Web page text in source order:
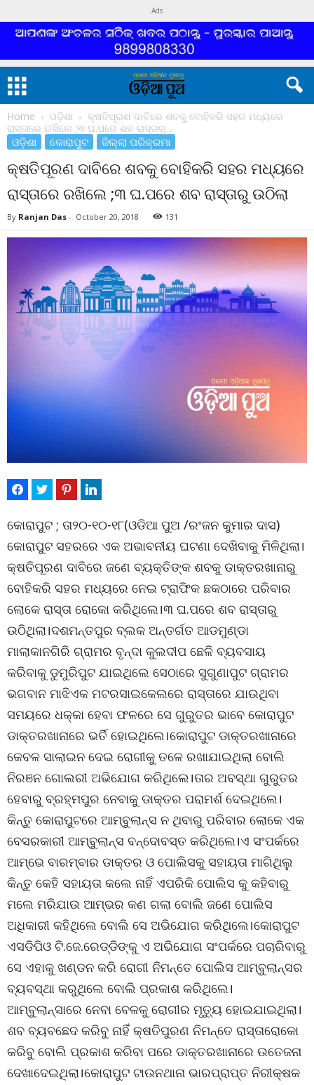
Ads
Home ଓଡ଼ିଶା
କ୍ଷତିପୂରଣ ଦାବିରେ ଶବକୁ ବୋହିକରି ସହର ମଧ୍ୟରେ
ରାସ୍ତାରେ ରଖିଲେ ;୩ ଘ.ପରେ ଶବ ରାସ୍ତାରୁ...
ଓଡ଼ିଶା କୋରାପୁଟ ଜିଲ୍ଲା ପରିକ୍ରମା
କ୍ଷତିପୂରଣ ଦାବିରେ ଶବକୁ ବୋହିକରି ସହର ମଧ୍ୟରେ
ରାସ୍ତାରେ ରଖିଲେ ;୩ ଘ.ପରେ ଶବ ରାସ୍ତାରୁ ଉଠିଲା
By Ranjan Das - October 20, 2018 131
କୋରାପୁଟ ; ତା୨୦-୧୦-୧୮(ଓଡିଆ ପୁଅ /ରଂଜନ କୁମାର ଦାସ)
କୋରାପୁଟ ସହରରେ ଏକ ଅଭାବନୀୟ ଘଟଣା ଦେଖିବାକୁ ମିଳିଥିଲା।
କ୍ଷତିପୂରଣ ଦାବିରେ ଜଣେ ବ୍ୟକ୍ତିଙ୍କ ଶବକୁ ଡାକ୍ତରଖାନାରୁ
ବୋହିକରି ସହର ମଧ୍ୟରେ ନେଇ ଟ୍ରାଫିକ ଛକଠାରେ ପରିବାର
ଲୋକେ ରାସ୍ତା ରୋକୋ କରିଥିଲେ।୩ ଘ.ପରେ ଶବ ରାସ୍ତାରୁ
ଉଠିଥିଲା।ଦଶମନ୍ତପୁର ବ୍ଲକ ଅନ୍ତର୍ଗତ ଆଡମୁଣ୍ଡା
ମାଲାକାନଗିରି ଗ୍ରାମର ବୃନ୍ଦା କୁଲଦୀପ ଛେଳି ବ୍ୟବସାୟ
କରିବାକୁ ଡୁମୁରିପୁଟ ଯାଇଥିଲେ ସେଠାରେ ସୁଗୁଣାପୁଟ ଗ୍ରାମର
ଭଗବାନ ମାଝିଏକ ମଟରସାଇକେଲରେ ରାସ୍ତାରେ ଯାଉଥିବା
ସମୟରେ ଧକ୍କା ହେବା ଫଳରେ ସେ ଗୁରୁତର ଭାବେ କୋରାପୁଟ
ଡାକ୍ତରଖାନାରେ ଭର୍ତି ହୋଇଥିଲେ।କୋରାପୁଟ ଡାକ୍ତରଖାନାରେ
କେବଳ ସାଲାଇନ ଦେଇ ରୋଗୀକୁ ତଳେ ରଖାଯାଇଥିଲା ବୋଲି
ନିରଞନ ଗୋଲରୀ ଅଭିଯୋଗ କରିଥିଲେ।ତାର ଅବସ୍ଥା ଗୁରୁତର
ହେବାରୁ ବ୍ରହ୍ମପୁର ନେବାକୁ ଡାକ୍ତର ପରାମର୍ଶ ଦେଇଥିଲେ।
କିନ୍ତୁ କୋରାପୁଟରେ ଆମ୍ବୁଲାନ୍ସ ନ ଥିବାରୁ ପରିବାର ଲୋକେ ଏକ
ବେସରକାରୀ ଆମ୍ବୁଲାନ୍ସ ବନ୍ଦୋବସ୍ତ କରିଥିଲେ।ଏ ସଂପର୍କରେ
ଆମ୍ଭେ ବାରମ୍ବାର ଡାକ୍ତର ଓ ପୋଲିସକୁ ସହାୟତା ମାଗିଥିଲୁ
କିନ୍ତୁ କେହି ସହାୟତା କଲେ ନାହିଁ ଏପରିକି ପୋଲିସ କୁ କହିବାରୁ
ମଲେ ମରିଯାଉ ଆମ୍ଭର କଣ ଗଲା ବୋଲି ଜଣେ ପୋଲିସ
ଅଧିକାରୀ କହିଥିଲେ ବୋଲି ସେ ଅଭିଯୋଗ କରିଥିଲେ।କୋରାପୁଟ
ଏସଡିପିଓ ଟି.ଜେ.ରେଡ୍ଡିଙ୍କୁ ଏ ଅଭିଯୋଗ ସଂପର୍କରେ ପଚାରିବାରୁ
ସେ ଏହାକୁ ଖଣ୍ଡନ କରି ରୋଗୀ ନିମନ୍ତେ ପୋଲିସ ଆମ୍ବୁଲାନ୍ସର
ବ୍ୟବସ୍ଥା କରୁଥିଲେ ବୋଲି ପ୍ରକାଶ କରିଥିଲେ।
ଆମ୍ବୁଲାନ୍ସାରେ ନେବା ବେଳକୁ ରୋଗୀର ମୃତ୍ୟୁ ହୋଇଯାଇଥିଲା।
ଶବ ବ୍ୟବଛେଦ କରିବୁ ନାହିଁ କ୍ଷତିପୁରଣ ନିମନ୍ତେ ରାସ୍ତାରୋକୋ
କରିବୁ ବୋଲି ପ୍ରକାଶ କରିବା ପରେ ଡାକ୍ତରଖାନାରେ ଉତେଜନା
ଦେଖାଦେଇଥିଲା।କୋରାପୁଟ ଟାଉନଥାନା ଭାରପ୍ରାପ୍ତ ନିରୀକ୍ଷକ